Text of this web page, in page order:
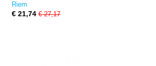
Riem
€ 21,74 € 27,17